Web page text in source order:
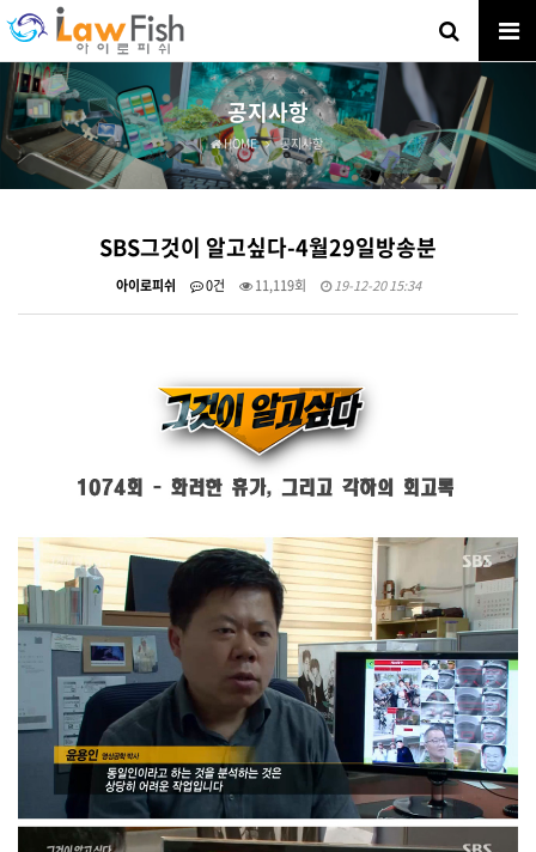
공지사항
HOME 공지사항
SBS그것이 알고싶다-4월29일방송분
아이로피쉬 0건 11,119회 19-12-20 15:34